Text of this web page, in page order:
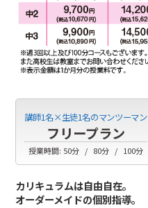
講師1名×生徒1名のマンツーマン
フリープラン
授業時間: 50分 80分 100分
カリキュラムは自由自在。
オーダーメイドの個別指導。